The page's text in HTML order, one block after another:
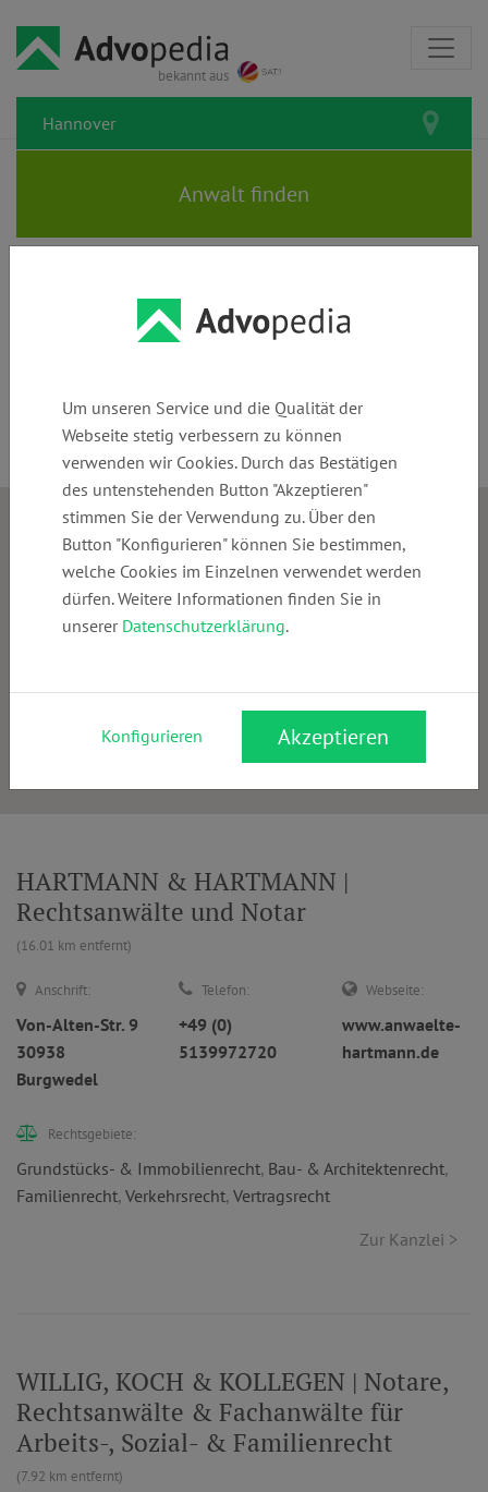
bekannt aus
Rechtsanwälte und Kanzleien in
Anwalt finden
HARTMANN & HARTMANN |
Rechtsanwälte und Notar
(16.01 km entfernt)
Anschrift:
Von-Alten-Str. 9
30938
Burgwedel
Telefon:
+49 (0)
5139972720
Webseite:
www.anwaelte-
hartmann.de
Rechtsgebiete:
Grundstücks- & Immobilienrecht, Bau- & Architektenrecht,
Familienrecht, Verkehrsrecht, Vertragsrecht
Zur Kanzlei >
WILLIG, KOCH & KOLLEGEN | Notare,
Rechtsanwälte & Fachanwälte für
Arbeits-, Sozial- & Familienrecht
(7.92 km entfernt)
Um unseren Service und die Qualität der
Webseite stetig verbessern zu können
verwenden wir Cookies. Durch das Bestätigen
des untenstehenden Button "Akzeptieren"
stimmen Sie der Verwendung zu. Über den
Button "Konfigurieren" können Sie bestimmen,
welche Cookies im Einzelnen verwendet werden
dürfen. Weitere Informationen finden Sie in
unserer Datenschutzerklärung.
Konfigurieren Akzeptieren